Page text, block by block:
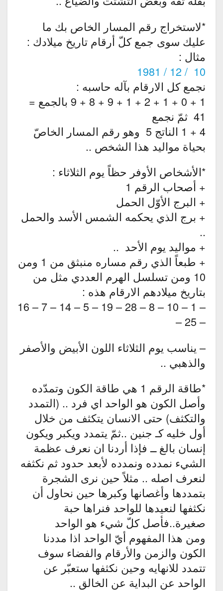
*لاستخراج رقم المسار الخاص بك ما
عليك سوى جمع كلّ أرقام تاريخ ميلادك :
مثال :
10 / 12 / 1981
نجمع كل الارقام بآله حاسبه :
1 + 0 + 1 + 2 + 1 + 9 + 8 + 9 بالجمع =
41 ثمّ نجمع
4 + 1 الناتج 5 وهو رقم المسار الخاصّ
بحياة مواليد هذا الشخص ..
*الأشخاص الأوفر حظاً يوم الثلاثاء :
+ أصحاب الرقم 1
+ البرج الأوّل الحمل
+ برج الذي يحكمه الشمس الأسد والحمل
..
+ مواليد يوم الأحد ..
+ طبعاً الذي رقم مساره منبثق من 1 ومن
10 ومن تسلسل الهرم العددي مثل من
بتاريخ ميلادهم الارقام هذه :
– 1 – 10 – 8 – 28 – 19 – 5 – 14 – 7 – 16
– 25 –
– يناسب يوم الثلاثاء اللون الأبيض والأصفر
والذهبي ..
*طاقة الرقم 1 هي طاقة الكون وتمدّده
وأصل الكون هو الواحد اي فرد .. (التمدد
والتكثف) حتى الانسان يتكثف من خلال
أول خليه كـ جنين ..ثمّ يتمدد ويكبر ويكون
إنسان بالغ ــ فإذا أردنا ان نعرف عظمة
الشيء نمدده ونمدده لأبعد حدود ثم نكثفه
لنعرف اصله .. مثلاً حين نرى الشجرة
بتمددها وأغصانها وكبرها حين نحاول أن
نكثفها لنعيدها للواحد فنراها حبة
صغيرة..فأصل كلّ شيء هو الواحد
ومن هذا المفهوم أيّ الواحد اذا مددنا
الكون والزمن والأرقام والفضاء سوف
تتمدد للانهايه وحين نكثفها ستعبّر عن
الواحد عن البداية عن الخالق ..